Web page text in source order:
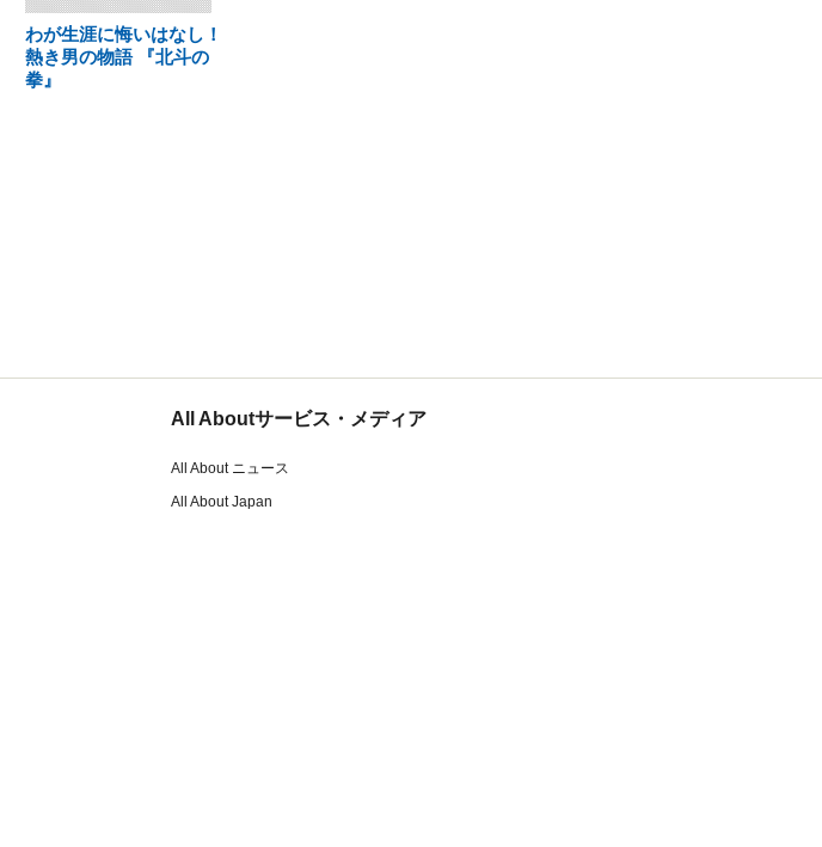
わが生涯に悔いはなし！
熱き男の物語 『北斗の
拳』
All Aboutサービス・メディア
All About ニュース
All About Japan